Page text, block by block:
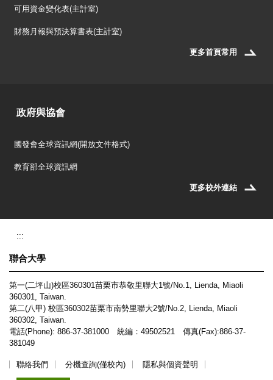
可用資金變化表(主計室)
財務月報與預決算書表(主計室)
更多首頁常用
政府與協會
國發會全球資訊網(開放文件格式)
教育部全球資訊網
更多校外連結
:::
聯合大學
第一(二坪山)校區360301苗栗市恭敬里聯大1號/No.1, Lienda, Miaoli
360301, Taiwan.
第二(八甲) 校區360302苗栗市南勢里聯大2號/No.2, Lienda, Miaoli
360302, Taiwan.
電話(Phone): 886-37-381000 統編：49502521 傳真(Fax):886-37-
381049
聯絡我們 分機查詢(僅校內) 隱私與個資聲明